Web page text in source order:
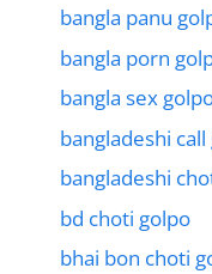
bangla panu
bangla porn
bangla sex
bangladeshi call
bangladeshi
bd choti golpo
bhai bon choti